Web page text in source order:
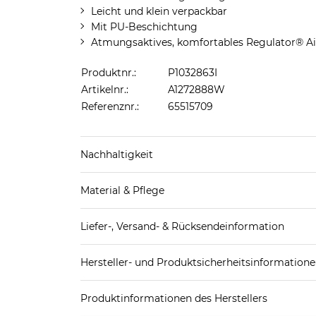
Leicht und klein verpackbar
Mit PU-Beschichtung
Atmungsaktives, komfortables Regulator®
Produktnr.:
P1032863I
Artikelnr.:
A1272888W
Referenznr.:
65515709
Nachhaltigkeit
Mehr Information zu diesen Angaben findest du
Material & Pflege
Futter: 100% Polyester (recycelt)
Detail: 100% Polyester
Liefer-, Versand- & Rücksendeinformation
Spedition
Hersteller- und
Produktinformationen des Herstellers